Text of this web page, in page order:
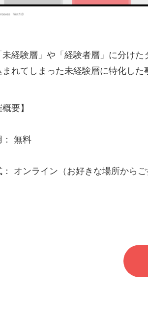
未経験層」や「経験者層」に分け
まれてしまった未経験層に特化した
概要】
： 無料
： オンライン（お好きな場所からご